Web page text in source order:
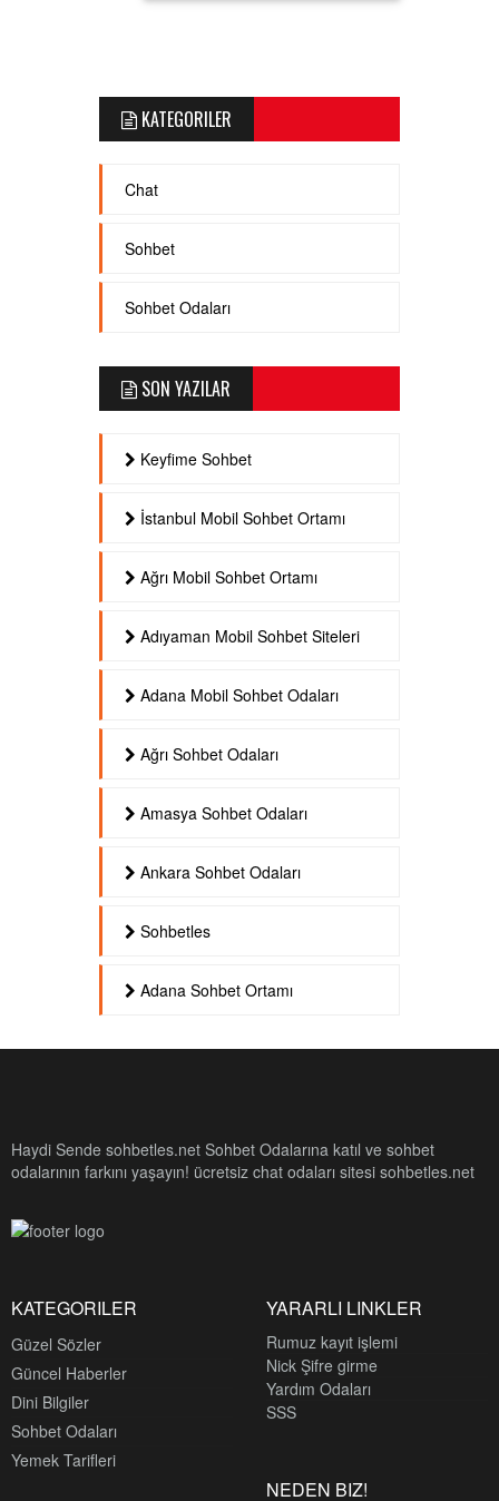
KATEGORILER
Chat
Sohbet
Sohbet Odaları
SON YAZILAR
Keyfime Sohbet
İstanbul Mobil Sohbet Ortamı
Ağrı Mobil Sohbet Ortamı
Adıyaman Mobil Sohbet Siteleri
Adana Mobil Sohbet Odaları
Ağrı Sohbet Odaları
Amasya Sohbet Odaları
Ankara Sohbet Odaları
Sohbetles
Adana Sohbet Ortamı
Haydi Sende sohbetles.net Sohbet Odalarına katıl ve sohbet
odalarının farkını yaşayın! ücretsiz chat odaları sitesi sohbetles.net
KATEGORILER
Güzel Sözler
Güncel Haberler
Dini Bilgiler
Sohbet Odaları
Yemek Tarifleri
YARARLI LINKLER
Rumuz kayıt işlemi
Nick Şifre girme
Yardım Odaları
SSS
NEDEN BIZ!